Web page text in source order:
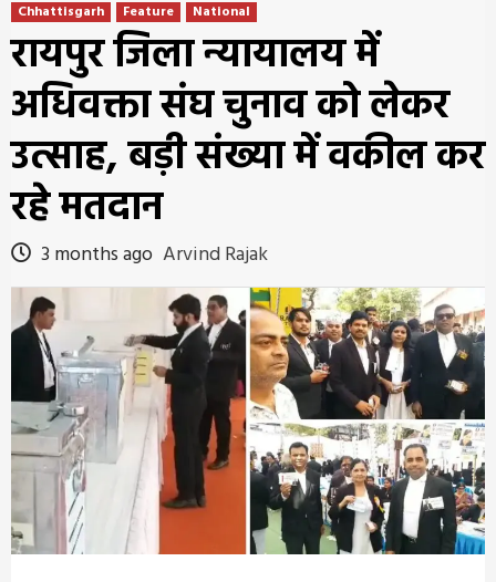
Chhattisgarh Feature National
रायपुर जिला न्यायालय में
अधिवक्ता संघ चुनाव को लेकर
उत्साह, बड़ी संख्या में वकील कर
रहे मतदान
3 months ago Arvind Rajak